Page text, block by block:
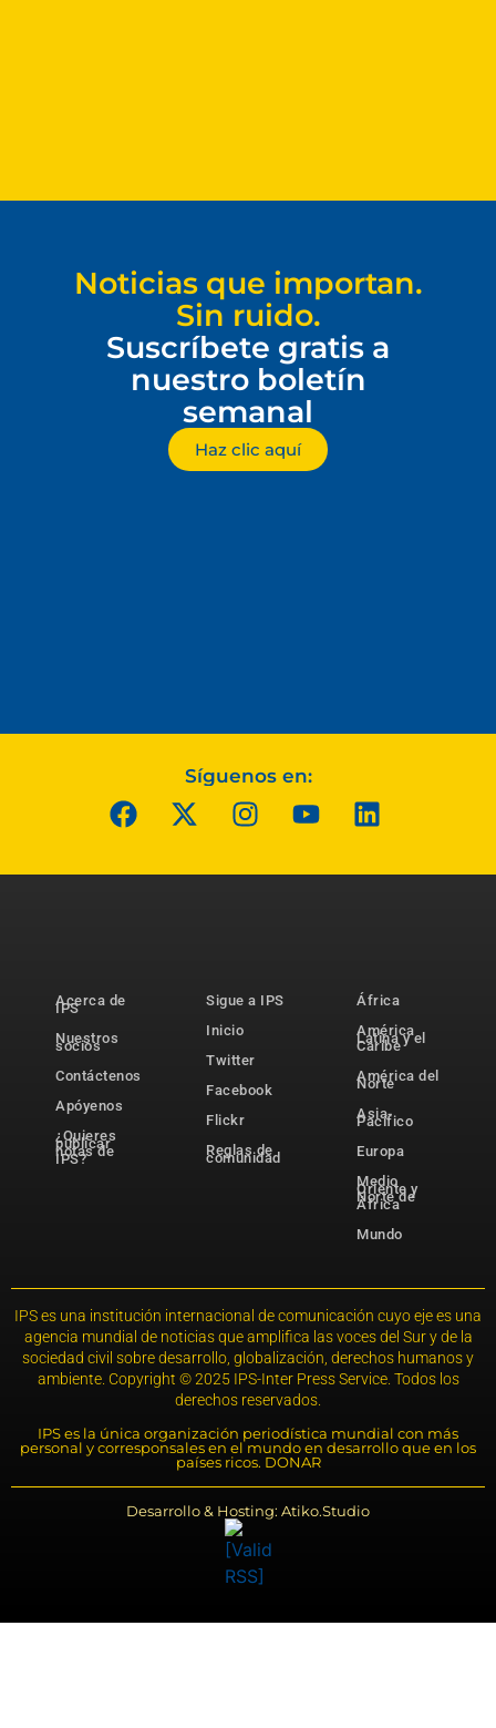
Noticias que importan.
Sin ruido.
Suscríbete gratis a
nuestro boletín
semanal
Haz clic aquí
Síguenos en:
Acerca de
IPS
Nuestros
socios
Contáctenos
Apóyenos
¿Quieres
publicar
notas de
IPS?
Sigue a IPS
Inicio
Twitter
Facebook
Flickr
Reglas de
comunidad
África
América
Latina y el
Caribe
América del
Norte
Asia-
Pacífico
Europa
Medio
Oriente y
Norte de
África
Mundo
IPS es una institución internacional de comunicación cuyo eje es una
agencia mundial de noticias que amplifica las voces del Sur y de la
sociedad civil sobre desarrollo, globalización, derechos humanos y
ambiente. Copyright © 2025 IPS-Inter Press Service. Todos los
derechos reservados.
IPS es la única organización periodística mundial con más
personal y corresponsales en el mundo en desarrollo que en los
países ricos. DONAR
Desarrollo & Hosting: Atiko.Studio